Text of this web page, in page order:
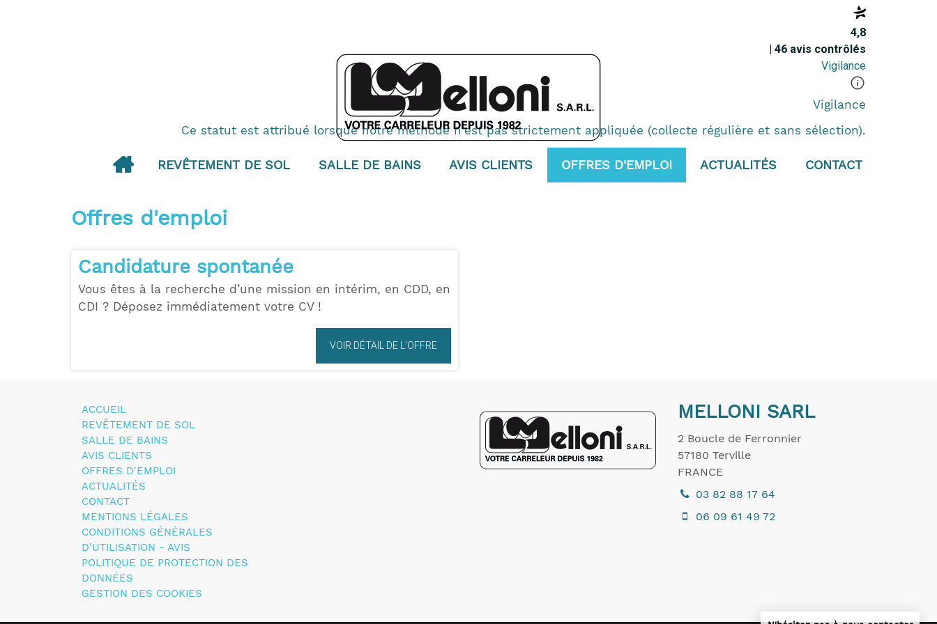
4,8
| 46 avis contrôlés
Vigilance
Vigilance
Ce statut est attribué lorsque notre méthode n'est pas strictement appliquée (collecte régulière et sans sélection).
REVÊTEMENT DE SOL SALLE DE BAINS AVIS CLIENTS OFFRES D'EMPLOI ACTUALITÉS CONTACT
Offres d'emploi
Candidature spontanée
Vous êtes à la recherche d’une mission en intérim, en CDD, en
CDI ? Déposez immédiatement votre CV !
VOIR DÉTAIL DE L'OFFRE
ACCUEIL
REVÊTEMENT DE SOL
SALLE DE BAINS
AVIS CLIENTS
OFFRES D'EMPLOI
ACTUALITÉS
CONTACT
MENTIONS LÉGALES
CONDITIONS GÉNÉRALES
D'UTILISATION - AVIS
POLITIQUE DE PROTECTION DES
DONNÉES
GESTION DES COOKIES
MELLONI SARL
2 Boucle de Ferronnier
57180 Terville
FRANCE
03 82 88 17 64
06 09 61 49 72